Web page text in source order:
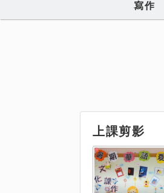
寫作
上課剪影